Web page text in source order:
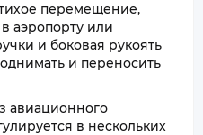
перемещение,
аэропорту или
и боковая рукоять
и переносить
авиационного
в нескольких